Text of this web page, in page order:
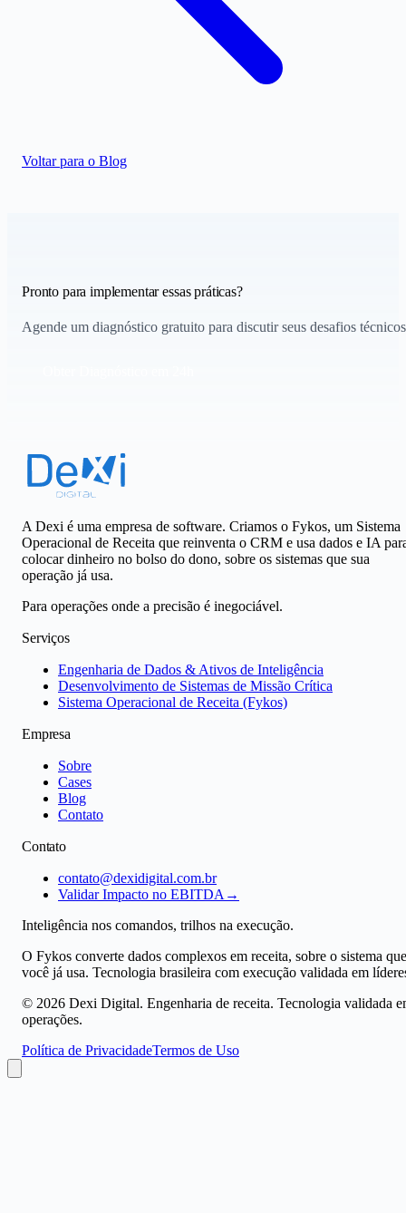
Voltar para o Blog
Pronto para implementar essas práticas?
Agende um diagnóstico gratuito para discutir seus desafios
A Dexi é uma empresa de software. Criamos o Fykos, um Sistema
Operacional de Receita que reinventa o CRM e usa dados e IA
colocar dinheiro no bolso do dono, sobre os sistemas que sua
operação já usa.
Para operações onde a precisão é inegociável.
Serviços
Engenharia de Dados & Ativos de Inteligência
Desenvolvimento de Sistemas de Missão Crítica
Sistema Operacional de Receita (Fykos)
Empresa
Sobre
Cases
Blog
Contato
Contato
contato@dexidigital.com.br
Validar Impacto no EBITDA →
Inteligência nos comandos, trilhos na execução.
O Fykos converte dados complexos em receita, sobre o sistema que
você já usa. Tecnologia brasileira com execução validada em
© 2026 Dexi Digital. Engenharia de receita. Tecnologia validada
operações.
Política de PrivacidadeTermos de Uso